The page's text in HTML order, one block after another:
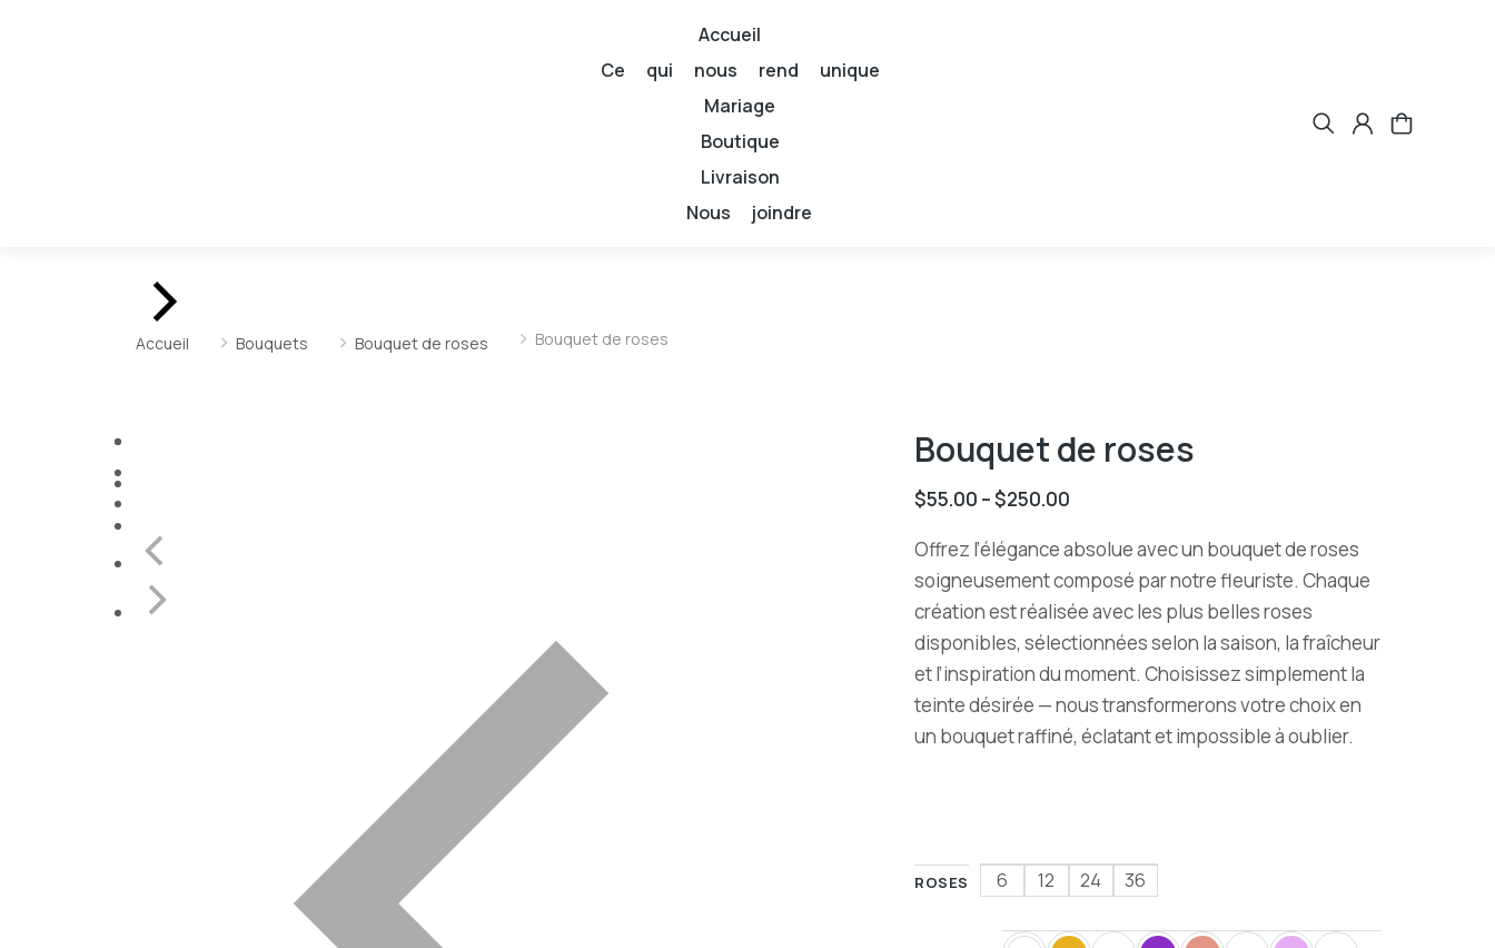
Accueil
Ce qui nous rend unique
Mariage
Boutique
Livraison
Nous joindre
Vous êtes ici :
Accueil Bouquets Bouquet de roses Bouquet de roses
Bouquet de roses
$55.00 –$250.00
Offrez l’élégance absolue avec un bouquet de roses
soigneusement composé par notre fleuriste. Chaque
création est réalisée avec les plus belles roses
disponibles, sélectionnées selon la saison, la fraîcheur
et l’inspiration du moment. Choisissez simplement la
teinte désirée — nous transformerons votre choix en
un bouquet raffiné, éclatant et impossible à oublier.
ROSES 6 12 24 36